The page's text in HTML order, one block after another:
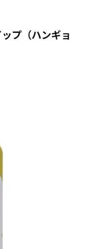
プ（ハンギョ